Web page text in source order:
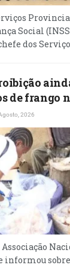
de milho.
anos, as
de batata,
os
adubo
sob
os
precisamos
de
aumentar a
Social
dos
de frango
2026
informou